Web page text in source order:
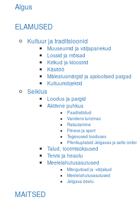
Algus
ELAMUSED
Kultuur ja traditsioonid
Muuseumid ja väljapanekud
Lossid ja mõisad
Kirikud ja kloostrid
Käsitöö
Mälestusmärgid ja ajaloolised paigad
Kultuuriobjektid
Seiklus
Loodus ja pargid
Aktiivne puhkus
Paadisõidud
Vandens turizmas
Ratsutamine
Fitness ja sport
Tegevused looduses
Piknikuplatsid Jelgavas ja selle
Talud, tootmisüksused
Tervis ja heaolu
Meelelahutusasutused
Mängutoad ja -väljakud
Meelelahutusasutused
Jelgava ööelu
MAITSED